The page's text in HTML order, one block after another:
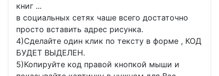
книг ...
в социальных сетях чаше всего достаточно
просто вставить адрес рисунка.
4)Сделайте один клик по тексту в форме , КОД
БУДЕТ ВЫДЕЛЕН.
5)Копируйте код правой кнопкой мыши и